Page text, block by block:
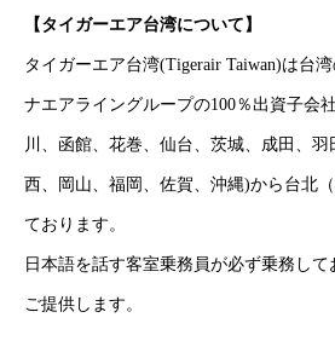
【タイガーエア台湾について】
タイガーエア台湾(Tigerair Taiwan)は台
ナエアライングループの100％出資子会
川、函館、花巻、仙台、茨城、成田、
西、岡山、福岡、佐賀、沖縄)から台北
ております。
日本語を話す客室乗務員が必ず乗務し
ご提供します。